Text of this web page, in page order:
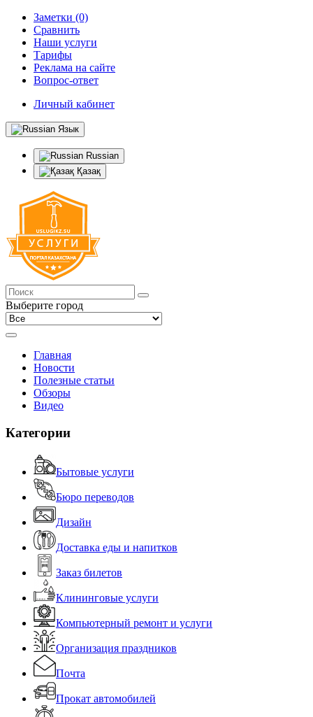
Заметки (0)
Сравнить
Наши услуги
Тарифы
Реклама на сайте
Вопрос-ответ
Личный кабинет
Язык
Russian
Қазақ
Выберите город
Главная
Новости
Полезные статьи
Обзоры
Видео
Категории
Бытовые услуги
Бюро переводов
Дизайн
Доставка еды и напитков
Заказ билетов
Клининговые услуги
Компьютерный ремонт и услуги
Организация праздников
Почта
Прокат автомобилей